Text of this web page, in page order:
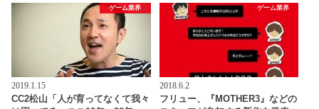
ゲーム業界
2019.1.15
CC2松山「人が育ってなくて我々
ゲーム業界
2018.6.2
フリュー、『MOTHER3』などの